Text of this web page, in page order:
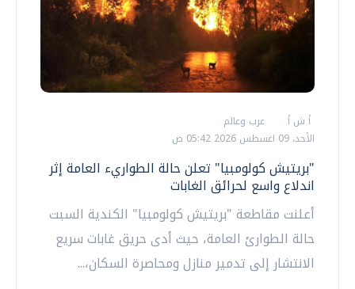
أ ش أ
عرب وعالم
الأحد، 09 اغسطس 2026 05:42 ص
"بريتيش كولومبيا" تعلن حالة الطواريء العامة إثر
اندلاع واسع لحرائق الغابات
أعلنت مقاطعة "بريتيش كولومبيا" الكندية السبت
حالة الطوارئ العامة، حيث أدى حريق غابات سريع
الانتشار إلى تدمير منازل ومحاصرة السكان،...